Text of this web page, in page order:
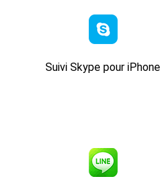
Suivi Skype pour iPhone